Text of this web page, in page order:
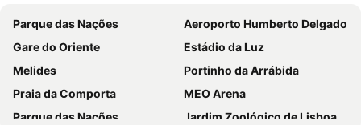
Parque das Nações
Aeroporto Humberto Delgado
Gare do Oriente
Estádio da Luz
Melides
Portinho da Arrábida
Praia da Comporta
MEO Arena
Parque das Nações
Jardim Zoológico de Lisboa